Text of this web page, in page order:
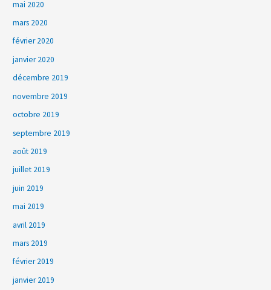
mai 2020
mars 2020
février 2020
janvier 2020
décembre 2019
novembre 2019
octobre 2019
septembre 2019
août 2019
juillet 2019
juin 2019
mai 2019
avril 2019
mars 2019
février 2019
janvier 2019